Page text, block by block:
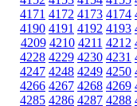
4171 4172 4173 4174
4190 4191 4192 4193
4209 4210 4211 4212
4228 4229 4230 4231
4247 4248 4249 4250
4266 4267 4268 4269
4285 4286 4287 4288